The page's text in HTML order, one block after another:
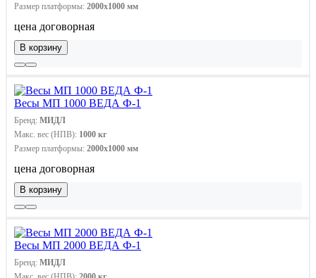
Размер платформы: 2000х1000 мм
цена договорная
В корзину
Весы МП 1000 ВЕДА Ф-1
Бренд: МИДЛ
Макс. вес (НПВ): 1000 кг
Размер платформы: 2000х1000 мм
цена договорная
В корзину
Весы МП 2000 ВЕДА Ф-1
Бренд: МИДЛ